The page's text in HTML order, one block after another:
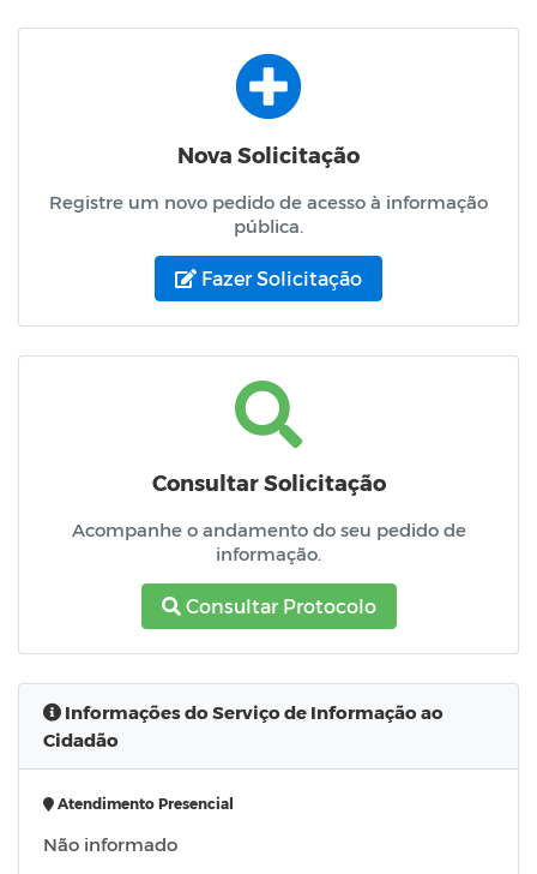
Nova Solicitação
Registre um novo pedido de acesso à informação
pública.
Fazer Solicitação
Consultar Solicitação
Acompanhe o andamento do seu pedido de
informação.
Consultar Protocolo
Informações do Serviço de Informação ao
Cidadão
Atendimento Presencial
Não informado